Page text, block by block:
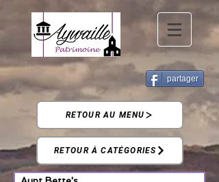
partager
RETOUR AU MENU
RETOUR À CATÉGORIES